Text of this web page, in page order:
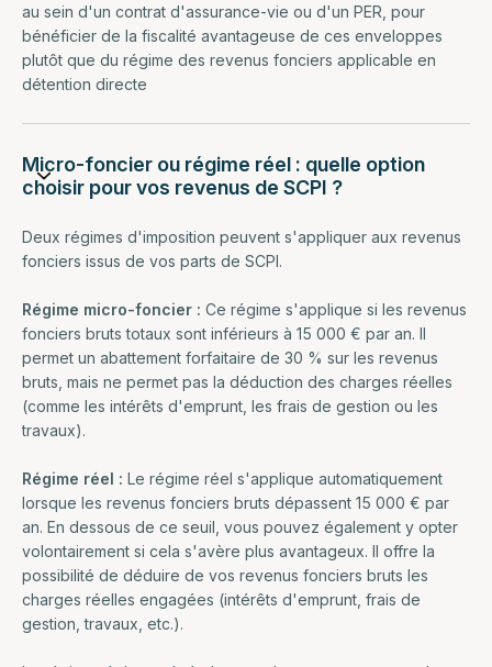
au sein d'un contrat d'assurance-vie ou d'un PER, pour
bénéficier de la fiscalité avantageuse de ces enveloppes
plutôt que du régime des revenus fonciers applicable en
détention directe
Micro-foncier ou régime réel : quelle option
choisir pour vos revenus de SCPI ?
Deux régimes d'imposition peuvent s'appliquer aux revenus
fonciers issus de vos parts de SCPI.
Régime micro-foncier : Ce régime s'applique si les revenus
fonciers bruts totaux sont inférieurs à 15 000 € par an. Il
permet un abattement forfaitaire de 30 % sur les revenus
bruts, mais ne permet pas la déduction des charges réelles
(comme les intérêts d'emprunt, les frais de gestion ou les
travaux).
Régime réel : Le régime réel s'applique automatiquement
lorsque les revenus fonciers bruts dépassent 15 000 € par
an. En dessous de ce seuil, vous pouvez également y opter
volontairement si cela s'avère plus avantageux. Il offre la
possibilité de déduire de vos revenus fonciers bruts les
charges réelles engagées (intérêts d'emprunt, frais de
gestion, travaux, etc.).